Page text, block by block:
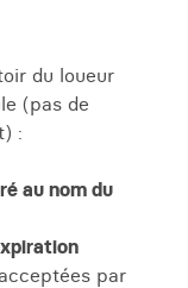
du loueur
(pas de
:
au nom du
par